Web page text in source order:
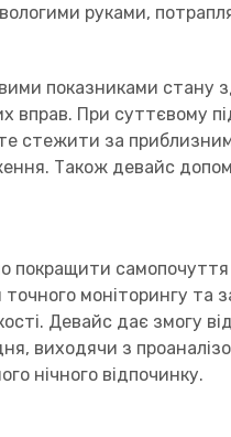
руками,
показниками стану
вправ. При суттєвому
стежити за
Також девайс
покращити
моніторингу та
Девайс дає змогу
виходячи з
нічного відпочинку.